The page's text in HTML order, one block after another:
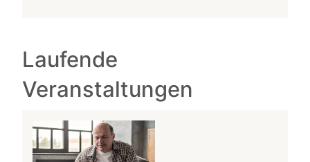
Laufende
Veranstaltungen